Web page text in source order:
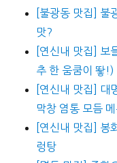
[불광동 맛집] 불
맛?
[연신내 맛집] 보
추 한 움쿰이 뙇!)
[연신내 맛집] 대
막창 염통 모듬
[연신내 맛집] 봉
렁탕